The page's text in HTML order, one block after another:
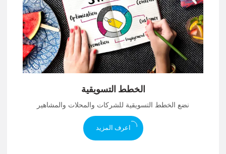
الخطط التسويقية
نضع الخطط التسويقية للشركات والمحلات والمشاهير
اعرف المزيد